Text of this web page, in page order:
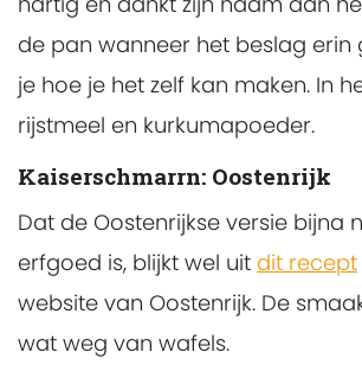
de pan wanneer het beslag erin
je hoe je het zelf kan maken. In
rijstmeel en kurkumapoeder.
Kaiserschmarrn: Oostenrijk
Dat de Oostenrijkse versie bijna
erfgoed is, blijkt wel uit dit recept
website van Oostenrijk. De
wat weg van wafels.